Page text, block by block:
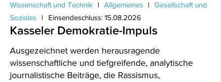
Wissenschaft und Technik Allgemeines
Gesellschaft und
Soziales
Einsendeschluss: 15.08.2026
Kasseler Demokratie-Impuls
Ausgezeichnet werden herausragende
wissenschaftliche und tiefgreifende, analytische
journalistische Beiträge, die Rassismus,